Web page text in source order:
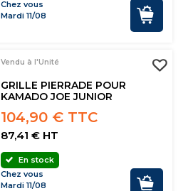
Chez vous
Mardi 11/08
Vendu à l'Unité
GRILLE PIERRADE POUR
KAMADO JOE JUNIOR
104,90 € TTC
87,41 € HT
En stock
Chez vous
Mardi 11/08